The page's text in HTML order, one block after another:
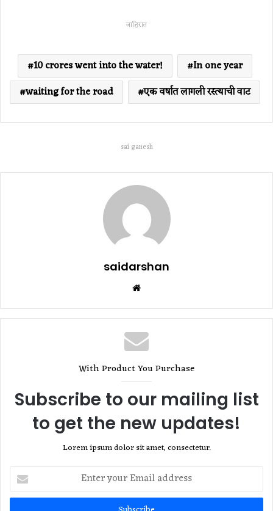
जाहिरात
10 crores went into the water!
In one year
waiting for the road
एक वर्षात लागली रस्त्याची वाट
sai ganesh
saidarshan
With Product You Purchase
Subscribe to our mailing list
to get the new updates!
Lorem ipsum dolor sit amet, consectetur.
Enter
your
Email